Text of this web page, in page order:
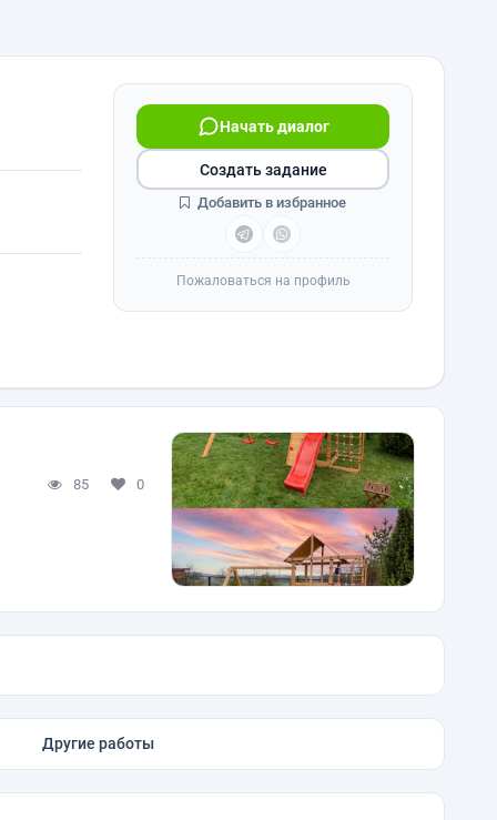
Начать диалог
Создать задание
Добавить в избранное
Пожаловаться на профиль
85 0
Другие работы